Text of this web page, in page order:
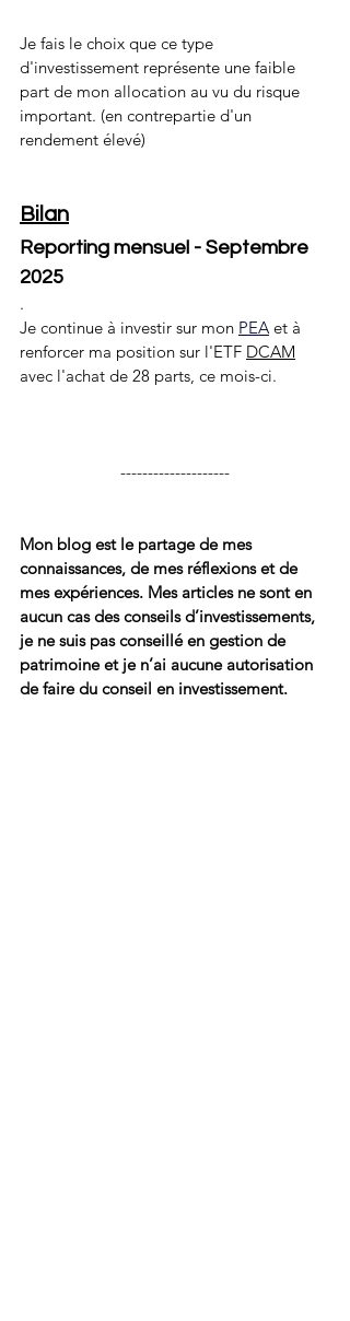
Je fais le choix que ce type
d'investissement représente une faible
part de mon allocation au vu du risque
important. (en contrepartie d'un
rendement élevé)
Bilan
Reporting mensuel - Septembre
2025
.
Je continue à investir sur mon PEA et à
renforcer ma position sur l'ETF DCAM
avec l'achat de 28 parts, ce mois-ci.
--------------------
Mon blog est le partage de mes
connaissances, de mes réflexions et de
mes expériences. Mes articles ne sont en
aucun cas des conseils d’investissements,
je ne suis pas conseillé en gestion de
patrimoine et je n’ai aucune autorisation
de faire du conseil en investissement.